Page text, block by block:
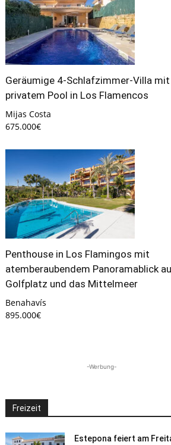
Geräumige 4-Schlafzimmer-Villa mit
privatem Pool in Los Flamencos
Mijas Costa
675.000€
Penthouse in Los Flamingos mit
atemberaubendem Panoramablick
Golfplatz und das Mittelmeer
Benahavís
895.000€
-Werbung-
Freizeit
Estepona feiert am